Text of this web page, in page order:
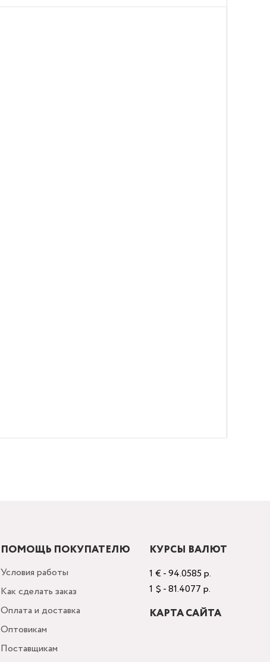
ПОМОЩЬ ПОКУПАТЕЛЮ
Условия работы
Как сделать заказ
Оплата и доставка
Оптовикам
Поставщикам
КУРСЫ ВАЛЮТ
1 € - 94.0585 р.
1 $ - 81.4077 р.
КАРТА САЙТА